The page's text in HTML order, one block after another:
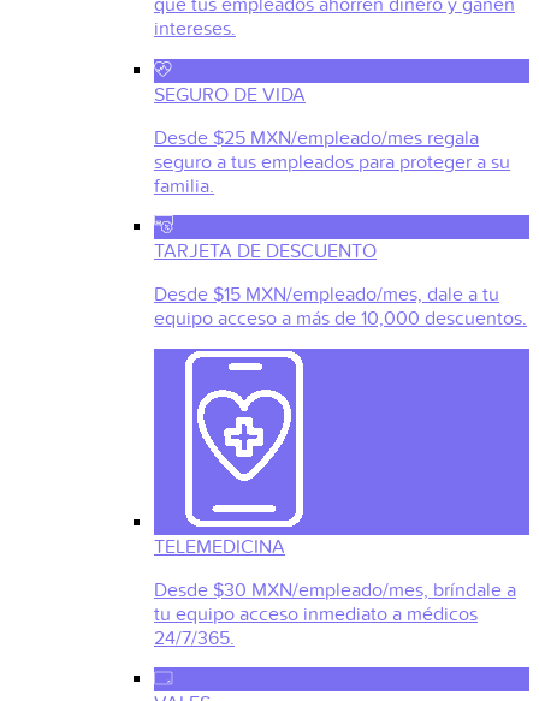
que tus empleados ahorren dinero y ganen
intereses.
SEGURO DE VIDA
Desde $25 MXN/empleado/mes regala
seguro a tus empleados para proteger a su
familia.
TARJETA DE DESCUENTO
Desde $15 MXN/empleado/mes, dale a tu
equipo acceso a más de 10,000 descuentos.
TELEMEDICINA
Desde $30 MXN/empleado/mes, bríndale a
tu equipo acceso inmediato a médicos
24/7/365.